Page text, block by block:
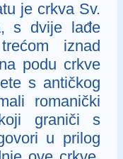
je crkva Sv.
s dvije lađe
iznad
podu crkve
s antičkog
romanički
graniči s
u prilog